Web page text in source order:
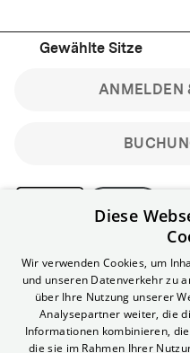
Gewählte Sitze
ANMELDEN
Bitte beachte:
Registriere dich kostenlos
stornierbare Tickets für
Unlimited-Mitglied? Melde
nutzen zu können.
Diese
Wir verwenden Cookies, um
und unseren Datenverkehr zu
über Ihre Nutzung unserer
Analysepartner weiter, die
Informationen kombinieren,
die sie im Rahmen Ihrer